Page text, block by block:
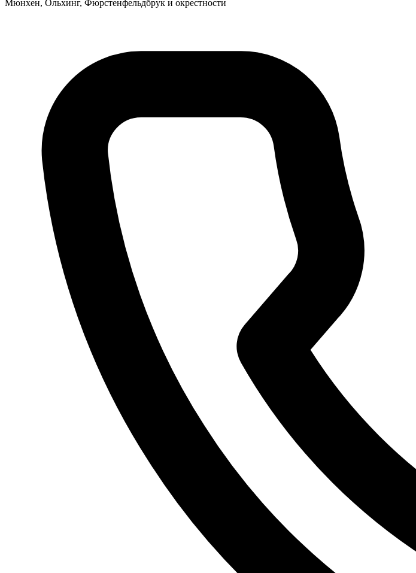
Мюнхен, Ольхинг, Фюрстенфельдбрук и окрестности